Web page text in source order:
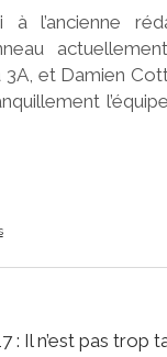
à l’ancienne
et Damien
: Il n’est pas trop